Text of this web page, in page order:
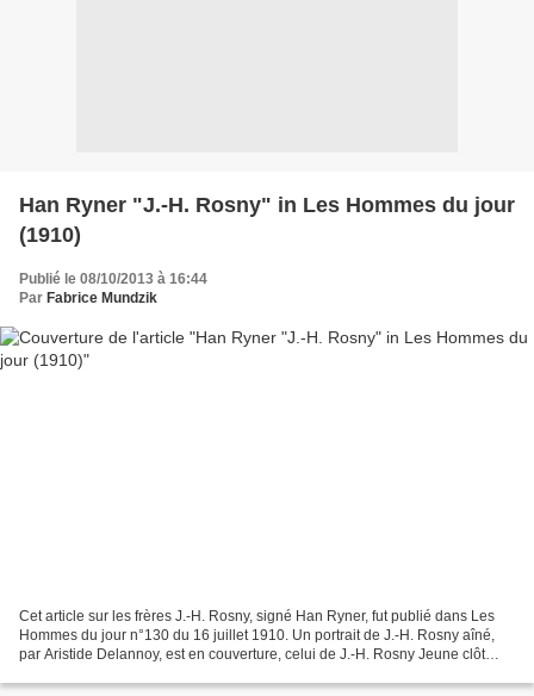
Han Ryner "J.-H. Rosny" in Les Hommes du jour
(1910)
Publié le 08/10/2013 à 16:44
Par Fabrice Mundzik
Cet article sur les frères J.-H. Rosny, signé Han Ryner, fut publié dans Les
Hommes du jour n°130 du 16 juillet 1910. Un portrait de J.-H. Rosny aîné,
par Aristide Delannoy, est en couverture, celui de J.-H. Rosny Jeune clôt